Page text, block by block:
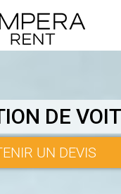
DE
UN DEVIS